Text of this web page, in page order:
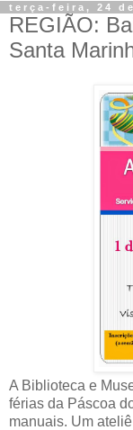
terça-feira, 24
REGIÃO:
Santa
A Biblioteca e
férias da Páscoa
manuais. Um